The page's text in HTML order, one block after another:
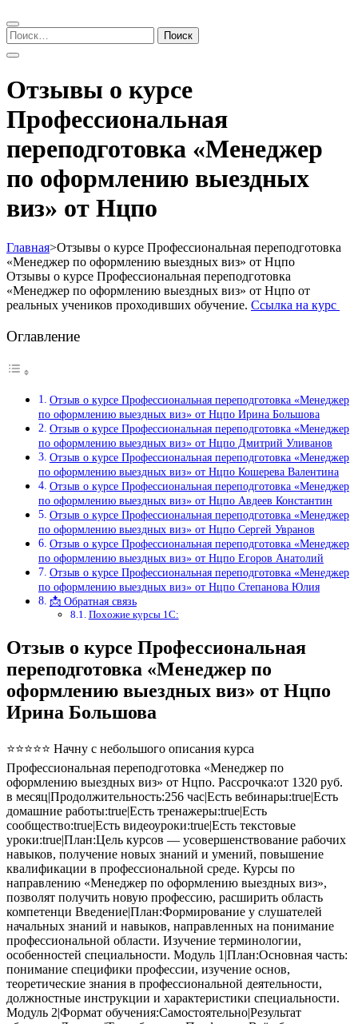
Найти:
Отзывы о курсе
Профессиональная
переподготовка «Менеджер
по оформлению выездных
виз» от Нцпо
Главная>Отзывы о курсе Профессиональная переподготовка
«Менеджер по оформлению выездных виз» от Нцпо
Отзывы о курсе Профессиональная переподготовка
«Менеджер по оформлению выездных виз» от Нцпо от
реальных учеников проходивших обучение. Ссылка на курс
Оглавление
Отзыв о курсе Профессиональная переподготовка «Менеджер
по оформлению выездных виз» от Нцпо Ирина Большова
Отзыв о курсе Профессиональная переподготовка «Менеджер
по оформлению выездных виз» от Нцпо Дмитрий Уливанов
Отзыв о курсе Профессиональная переподготовка «Менеджер
по оформлению выездных виз» от Нцпо Кошерева Валентина
Отзыв о курсе Профессиональная переподготовка «Менеджер
по оформлению выездных виз» от Нцпо Авдеев Константин
Отзыв о курсе Профессиональная переподготовка «Менеджер
по оформлению выездных виз» от Нцпо Сергей Увранов
Отзыв о курсе Профессиональная переподготовка «Менеджер
по оформлению выездных виз» от Нцпо Егоров Анатолий
Отзыв о курсе Профессиональная переподготовка «Менеджер
по оформлению выездных виз» от Нцпо Степанова Юлия
📩 Обратная связь
Похожие курсы 1С:
Отзыв о курсе Профессиональная
переподготовка «Менеджер по
оформлению выездных виз» от Нцпо
Ирина Большова
⭐⭐⭐⭐⭐ Начну с небольшого описания курса
Профессиональная переподготовка «Менеджер по
оформлению выездных виз» от Нцпо. Рассрочка:от 1320 руб.
в месяц|Продолжительность:256 час|Есть вебинары:true|Есть
домашние работы:true|Есть тренажеры:true|Есть
сообщество:true|Есть видеоуроки:true|Есть текстовые
уроки:true|План:Цель курсов — усовершенствование рабочих
навыков, получение новых знаний и умений, повышение
квалификации в профессиональной среде. Курсы по
направлению «Менеджер по оформлению выездных виз»,
позволят получить новую профессию, расширить область
компетенци Введение|План:Формирование у слушателей
начальных знаний и навыков, направленных на понимание
профессиональной области. Изучение терминологии,
особенностей специальности. Модуль 1|План:Основная часть:
понимание специфики профессии, изучение основ,
теоретические знания в профессиональной деятельности,
должностные инструкции и характеристики специальности.
Модуль 2|Формат обучения:Самостоятельно|Результат